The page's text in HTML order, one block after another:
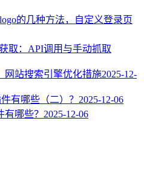
的几种方法，自定义登录页
取：API调用与手动抓取
网站搜索引擎优化措施2025-12-
有哪些（二）？ 2025-12-06
有哪些？ 2025-12-06